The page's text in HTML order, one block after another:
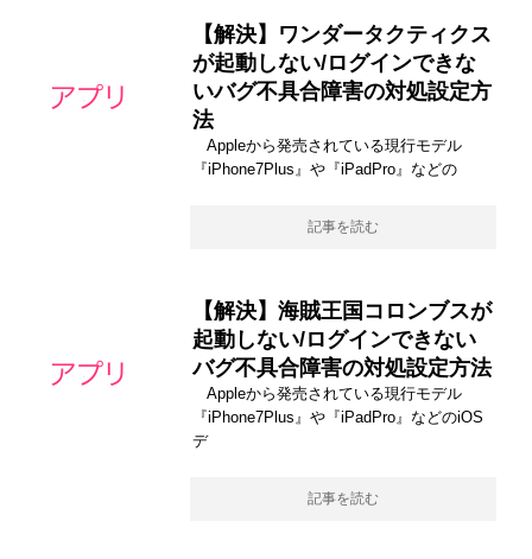
【解決】ワンダータクティクス
が起動しない/ログインできな
いバグ不具合障害の対処設定方
法
Appleから発売されている現行モデル
『iPhone7Plus』や『iPadPro』などの
記事を読む
【解決】海賊王国コロンブスが
起動しない/ログインできない
バグ不具合障害の対処設定方法
Appleから発売されている現行モデル
『iPhone7Plus』や『iPadPro』などのiOS
デ
記事を読む